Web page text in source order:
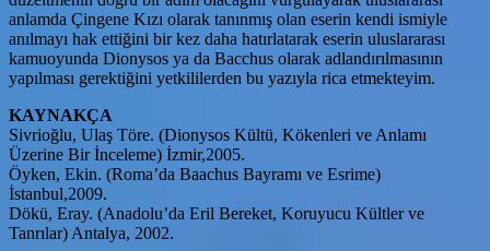
anlamda Çingene Kızı olarak tanınmış olan eserin kendi ismiyle
anılmayı hak ettiğini bir kez daha hatırlatarak eserin uluslararası
kamuoyunda Dionysos ya da Bacchus olarak adlandırılmasının
yapılması gerektiğini yetkililerden bu yazıyla rica etmekteyim.
KAYNAKÇA
Sivrioğlu, Ulaş Töre. (Dionysos Kültü, Kökenleri ve Anlamı
Üzerine Bir İnceleme) İzmir,2005.
Öyken, Ekin. (Roma’da Baachus Bayramı ve Esrime)
İstanbul,2009.
Dökü, Eray. (Anadolu’da Eril Bereket, Koruyucu Kültler ve
Tanrılar) Antalya, 2002.